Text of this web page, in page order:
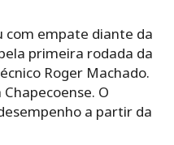
com empate diante da
primeira rodada da
Roger Machado.
O
a partir da